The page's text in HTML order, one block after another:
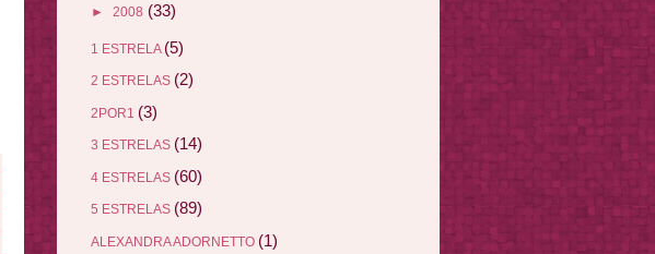
► 2008 (33)
1 ESTRELA (5)
2 ESTRELAS (2)
2POR1 (3)
3 ESTRELAS (14)
4 ESTRELAS (60)
5 ESTRELAS (89)
ALEXANDRA ADORNETTO (1)